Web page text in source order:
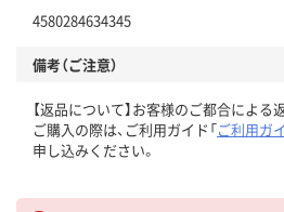
4580284634345
備考（ご注意）
【返品について】お客様のご都合による
ご購入の際は、ご利用ガイド「ご利用ガ
申し込みください。